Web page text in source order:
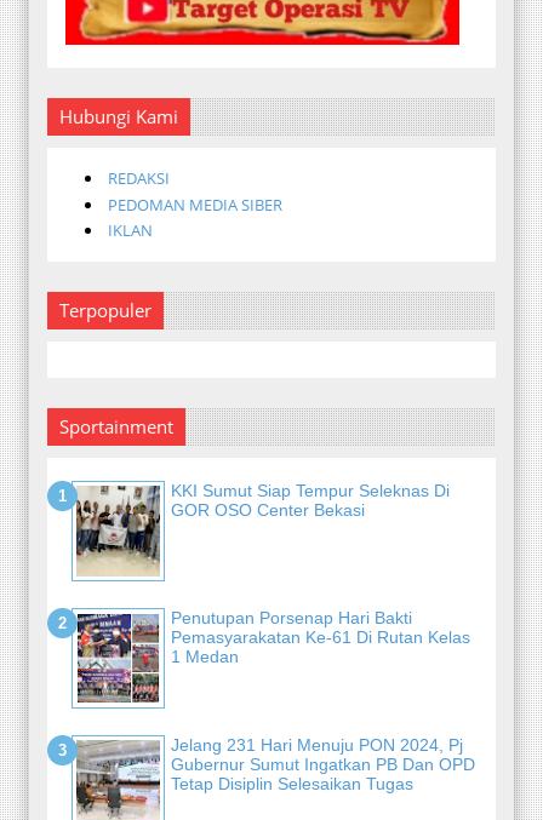
Hubungi Kami
REDAKSI
PEDOMAN MEDIA SIBER
IKLAN
Terpopuler
Sportainment
KKI Sumut Siap Tempur Seleknas Di
GOR OSO Center Bekasi
Penutupan Porsenap Hari Bakti
Pemasyarakatan Ke-61 Di Rutan Kelas
1 Medan
Jelang 231 Hari Menuju PON 2024, Pj
Gubernur Sumut Ingatkan PB Dan OPD
Tetap Disiplin Selesaikan Tugas